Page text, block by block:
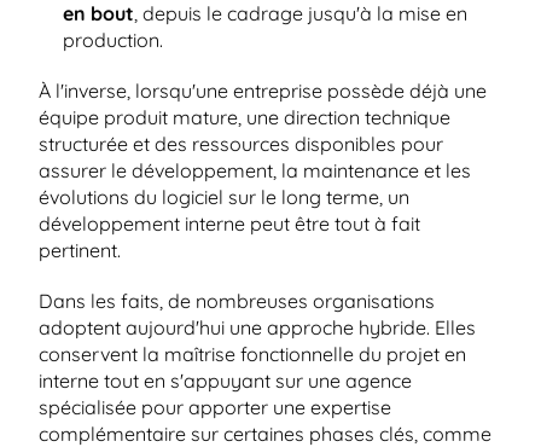
en bout, depuis le cadrage jusqu'à la mise en
production.
À l'inverse, lorsqu'une entreprise possède déjà une
équipe produit mature, une direction technique
structurée et des ressources disponibles pour
assurer le développement, la maintenance et les
évolutions du logiciel sur le long terme, un
développement interne peut être tout à fait
pertinent.
Dans les faits, de nombreuses organisations
adoptent aujourd'hui une approche hybride. Elles
conservent la maîtrise fonctionnelle du projet en
interne tout en s'appuyant sur une agence
spécialisée pour apporter une expertise
complémentaire sur certaines phases clés, comme